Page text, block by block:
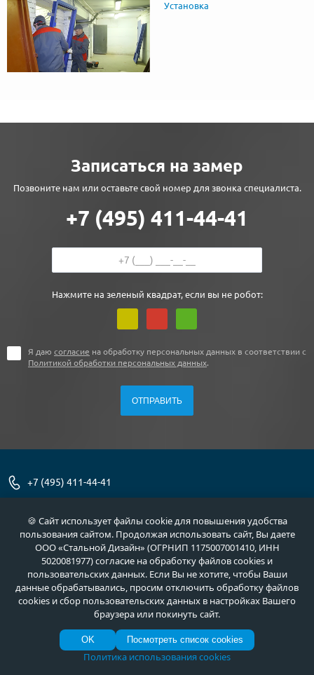
Установка
Записаться на замер
Позвоните нам или оставьте свой номер для звонка специалиста.
+7 (495) 411-44-41
Нажмите на зеленый квадрат, если вы не робот:
Я даю согласие на обработку персональных данных в соответствии с
Политикой обработки персональных данных.
+7 (495) 411-44-41
info@meta-m.ru
Услуги
Как купить
🍪 Сайт использует файлы cookie для повышения удобства
пользования сайтом. Продолжая использовать сайт, Вы даете
ООО «Стальной Дизайн» (ОГРНИП 1175007001410, ИНН
5020081977) согласие на обработку файлов cookies и
пользовательских данных. Если Вы не хотите, чтобы Ваши
данные обрабатывались, просим отключить обработку файлов
cookies и сбор пользовательских данных в настройках Вашего
браузера или покинуть сайт.
OK Посмотреть список cookies
Политика использования cookies